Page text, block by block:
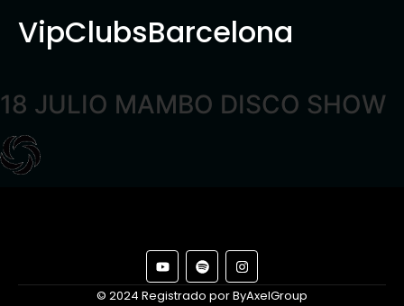
VipClubsBarcelona
18 JULIO MAMBO DISCO SHOW
© 2024 Registrado por ByAxelGroup